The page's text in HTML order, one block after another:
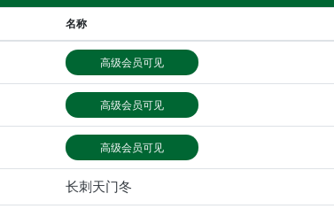
名称
高级会员可见
高级会员可见
高级会员可见
长刺天门冬